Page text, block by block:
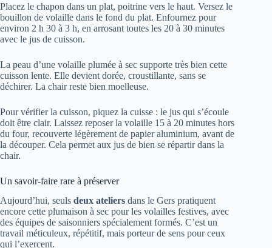
Placez le chapon dans un plat, poitrine vers le haut. Versez le
bouillon de volaille dans le fond du plat. Enfournez pour
environ 2 h 30 à 3 h, en arrosant toutes les 20 à 30 minutes
avec le jus de cuisson.
La peau d’une volaille plumée à sec supporte très bien cette
cuisson lente. Elle devient dorée, croustillante, sans se
déchirer. La chair reste bien moelleuse.
Pour vérifier la cuisson, piquez la cuisse : le jus qui s’écoule
doit être clair. Laissez reposer la volaille 15 à 20 minutes hors
du four, recouverte légèrement de papier aluminium, avant de
la découper. Cela permet aux jus de bien se répartir dans la
chair.
Un savoir-faire rare à préserver
Aujourd’hui, seuls deux ateliers dans le Gers pratiquent
encore cette plumaison à sec pour les volailles festives, avec
des équipes de saisonniers spécialement formés. C’est un
travail méticuleux, répétitif, mais porteur de sens pour ceux
qui l’exercent.